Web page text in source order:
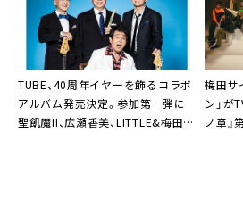
TUBE、40周年イヤーを飾るコラボ
アルバム発売決定。参加第一弾に
聖飢魔II、広瀬香美、LITTLE&梅田サ
梅田サ
ン」が
ノ章』